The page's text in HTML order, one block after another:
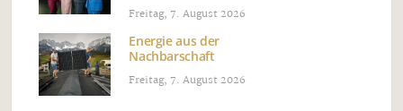
Freitag, 7. August 2026
Energie aus der
Nachbarschaft
Freitag, 7. August 2026